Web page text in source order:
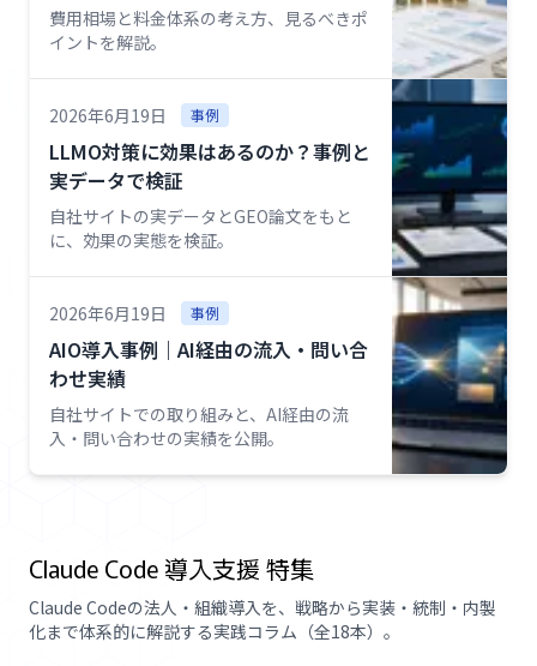
費用相場と料金体系の考え方、見るべきポ
イントを解説。
2026年6月19日 事例
LLMO対策に効果はあるのか？事例と
実データで検証
自社サイトの実データとGEO論文をもと
に、効果の実態を検証。
2026年6月19日 事例
AIO導入事例｜AI経由の流入・問い合
わせ実績
自社サイトでの取り組みと、AI経由の流
入・問い合わせの実績を公開。
Claude Code 導入支援 特集
Claude Codeの法人・組織導入を、戦略から実装・統制・内製
化まで体系的に解説する実践コラム（全18本）。